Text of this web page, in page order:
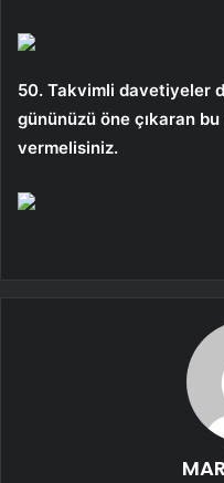
50. Takvimli davetiyeler
gününüzü öne çıkaran
vermelisiniz.